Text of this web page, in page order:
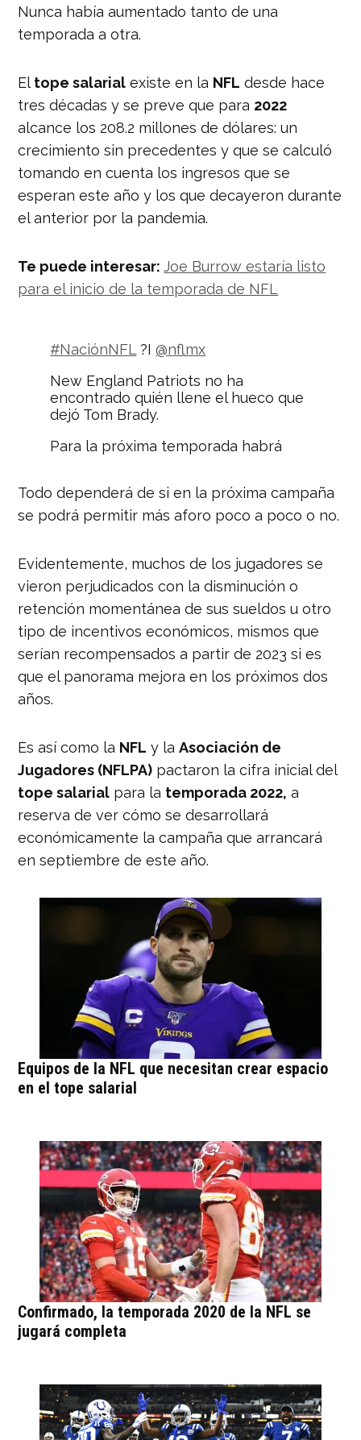
Nunca había aumentado tanto de una
temporada a otra.
El tope salarial existe en la NFL desde hace
tres décadas y se preve que para 2022
alcance los 208.2 millones de dólares: un
crecimiento sin precedentes y que se calculó
tomando en cuenta los ingresos que se
esperan este año y los que decayeron durante
el anterior por la pandemia.
Te puede interesar:Joe Burrow estaría listo
para el inicio de la temporada de NFL
#NaciónNFL ?I@nflmx
New England Patriots no ha
encontrado quién llene el hueco que
dejó Tom Brady.
Para la próxima temporada habrá
pic.twitter.com/eKaMF448mF
— Nación Deportes
Todo dependerá de si en la próxima campaña
se podrá permitir más aforo poco a poco o no.
Evidentemente, muchos de los jugadores se
vieron perjudicados con la disminución o
retención momentánea de sus sueldos u otro
tipo de incentivos económicos, mismos que
serían recompensados a partir de 2023 si es
que el panorama mejora en los próximos dos
años.
Es así como la NFL y laAsociación de
Jugadores (NFLPA) pactaron la cifra inicial del
tope salarial para la temporada 2022, a
reserva de ver cómo se desarrollará
económicamente la campaña que arrancará
en septiembre de este año.
Equipos de la NFL que necesitan crear espacio
en el tope salarial
Confirmado, la temporada 2020 de la NFL se
jugará completa